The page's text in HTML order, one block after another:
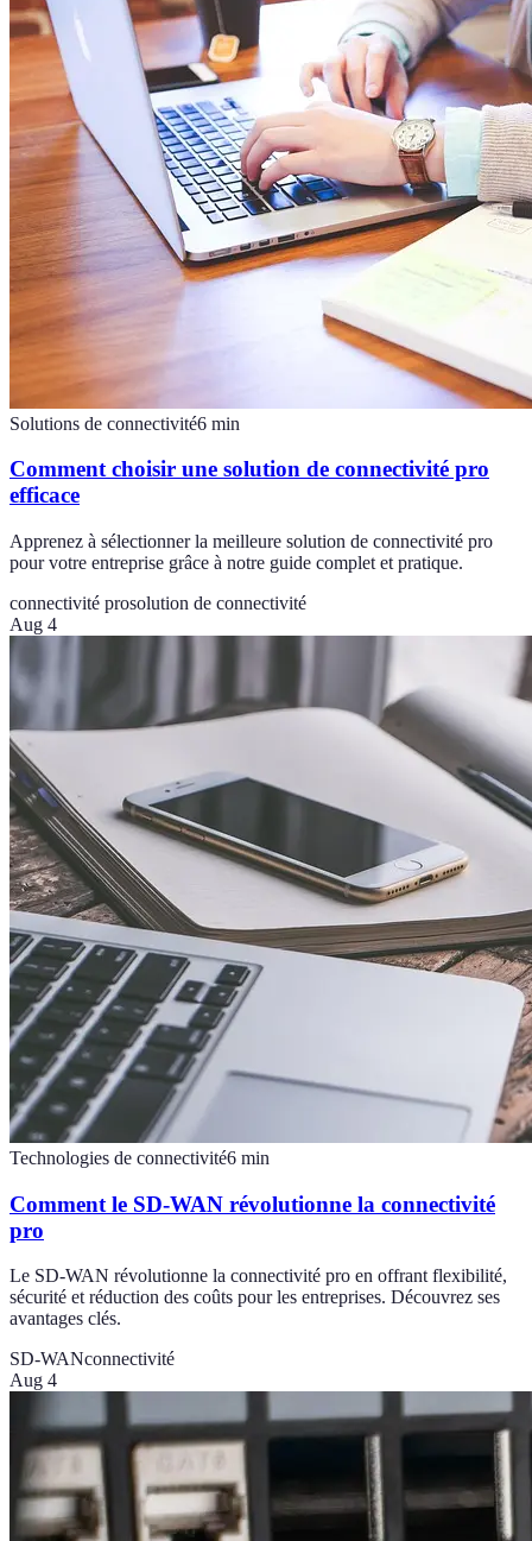
Solutions de connectivité6 min
Comment choisir une solution de connectivité pro
efficace
Apprenez à sélectionner la meilleure solution de connectivité pro
pour votre entreprise grâce à notre guide complet et pratique.
connectivité prosolution de connectivité
Aug 4
Technologies de connectivité6 min
Comment le SD-WAN révolutionne la connectivité
pro
Le SD-WAN révolutionne la connectivité pro en offrant flexibilité,
sécurité et réduction des coûts pour les entreprises. Découvrez ses
avantages clés.
SD-WANconnectivité
Aug 4